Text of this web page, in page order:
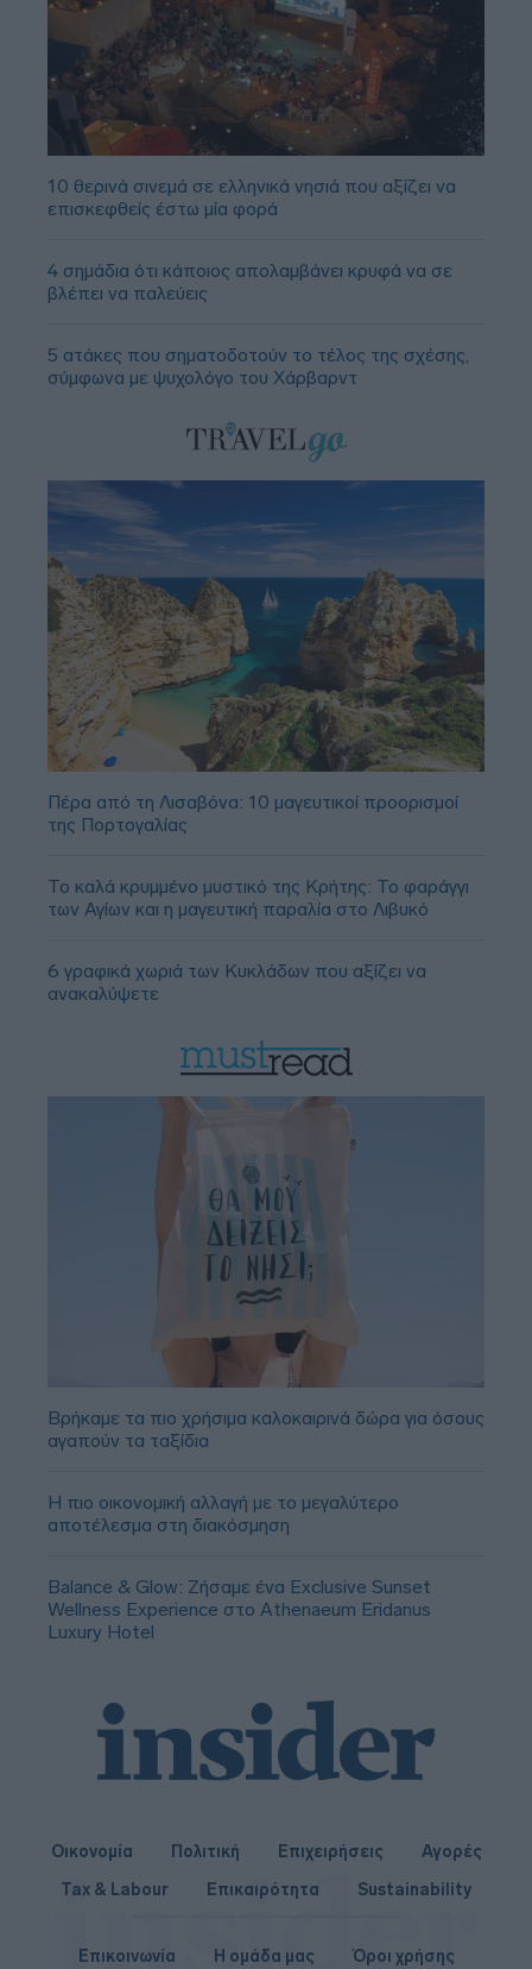
10 θερινά σινεμά σε ελληνικά νησιά που αξίζει να
επισκεφθείς έστω μία φορά
4 σημάδια ότι κάποιος απολαμβάνει κρυφά να σε
βλέπει να παλεύεις
5 ατάκες που σηματοδοτούν το τέλος της σχέσης,
σύμφωνα με ψυχολόγο του Χάρβαρντ
Πέρα από τη Λισαβόνα: 10 μαγευτικοί προορισμοί
της Πορτογαλίας
Το καλά κρυμμένο μυστικό της Κρήτης: Το φαράγγι
των Αγίων και η μαγευτική παραλία στο Λιβυκό
6 γραφικά χωριά των Κυκλάδων που αξίζει να
ανακαλύψετε
Βρήκαμε τα πιο χρήσιμα καλοκαιρινά δώρα για όσους
αγαπούν τα ταξίδια
Η πιο οικονομική αλλαγή με το μεγαλύτερο
αποτέλεσμα στη διακόσμηση
Balance & Glow: Ζήσαμε ένα Exclusive Sunset
Wellness Experience στο Athenaeum Eridanus
Luxury Hotel
Οικονομία Πολιτική Επιχειρήσεις
Αγορές
Tax & Labour
Επικαιρότητα Sustainability
Επικοινωνία Η ομάδα μας Όροι χρήσης